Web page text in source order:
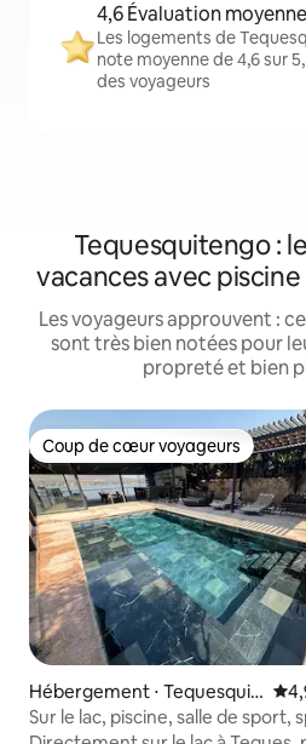
4,6 Évaluation moyenne
Les logements de
note moyenne de 4,6 sur
des voyageurs
Tequesquitengo :
vacances avec
Les voyageurs approuvent :
sont très bien notées pour
propreté et bien
Coup de cœur voyageurs
Coup de cœur voyageurs
Hébergement ⋅ Tequesquit
engo
Sur le lac, piscine, salle de sport,